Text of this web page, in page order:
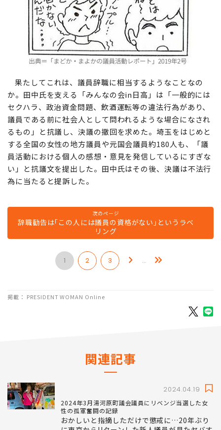
果たしてこれは、議員辞職に相当するようなことなの
か。田中氏を支える「みんなの会in日高」は「一般的には
セクハラ、政治資金問題、飲酒運転等の違法行為があり、
議員である前に社会人として問われるような場合になされ
るもの」と抗議し、決議の撤回を求めた。埼玉をはじめと
する全国の女性の地方議員や元国会議員約180人も、「議
員活動における個人の感想・意見を発信しているにすぎな
い」と抗議文を提出した。田中氏はその後、決議は不法行
為に当たると提訴した。
次のページ
辞職勧告は｢この人には議員の資格がない｣というラベ
リング
1 2 3 …
掲載： PRESIDENT WOMAN Online
関連記事
2024.04.19
2024年3月湯河原町議会議員にリベンジ当選した女
性の孤軍奮闘の記録
おかしいと指摘しただけで懲戒に…20年ぶり